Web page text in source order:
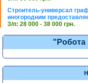
Строитель-универсал
иногородним
З/п: 28 000 - 38 000 грн.
"Робота